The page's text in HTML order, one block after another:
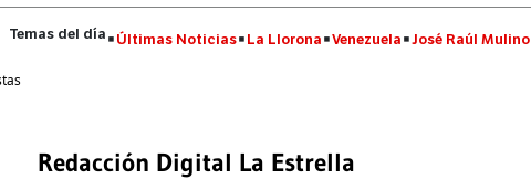
Últimas Noticias La Llorona Venezuela José Raúl Mulino
Redacción Digital La Estrella